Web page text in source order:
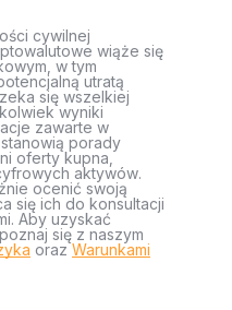
cywilnej
wiąże się
w tym
utratą
się wszelkiej
wyniki
zawarte w
porady
oferty kupna,
aktywów.
ocenić swoją
się ich do konsultacji
Aby uzyskać
się z naszym
orazWarunkami